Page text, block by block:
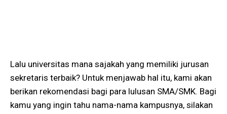
Lalu universitas mana sajakah yang memiliki jurusan
sekretaris terbaik? Untuk menjawab hal itu, kami akan
berikan rekomendasi bagi para lulusan SMA/SMK. Bagi
kamu yang ingin tahu nama-nama kampusnya, silakan